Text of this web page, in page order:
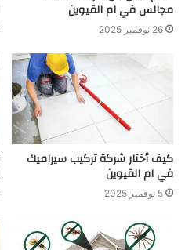
مجالس في ام القيوين
26 نوفمبر 2025
كيف أختار شركة تركيب سيراميك
في ام القيوين
5 نوفمبر 2025